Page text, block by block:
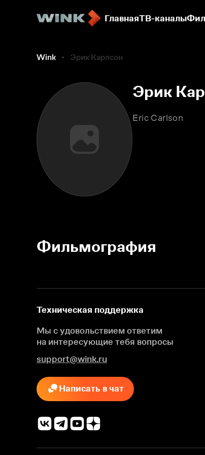
ГлавнаяТВ-каналы
Wink Эрик Карлсон
Эрик
Eric Carlson
Фильмография
Техническая поддержка
Мы с удовольствием ответим
на интересующие тебя вопросы
support@wink.ru
Написать в чат